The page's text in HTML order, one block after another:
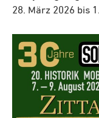
28. März 2026 bis